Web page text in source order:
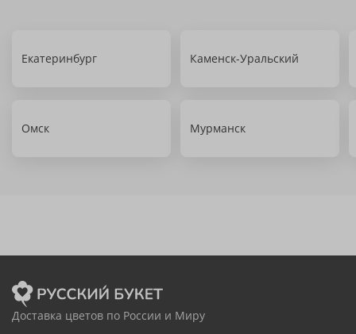
Екатеринбург Каменск-Уральский
Омск Мурманск
Доставка цветов по России и Миру